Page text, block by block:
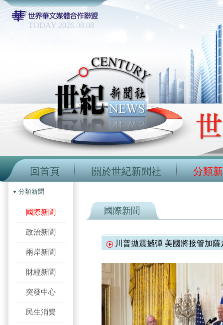
TODAY 2026.08.08
回首頁 關於世紀新聞社 分類
分類新聞
國際新聞
政治新聞
兩岸新聞
財經新聞
突發中心
民生消費
國際新聞
川普拋震撼彈 美國將接管加薩